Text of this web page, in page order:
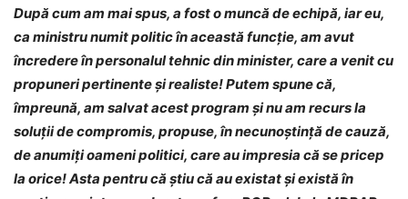
După cum am mai spus, a fost o muncă de echipă, iar eu,
ca ministru numit politic în această funcţie, am avut
încredere în personalul tehnic din minister, care a venit cu
propuneri pertinente şi realiste! Putem spune că,
împreună, am salvat acest program şi nu am recurs la
soluţii de compromis, propuse, în necunoştinţă de cauză,
de anumiţi oameni politici, care au impresia că se pricep
la orice! Asta pentru că știu că au existat și există în